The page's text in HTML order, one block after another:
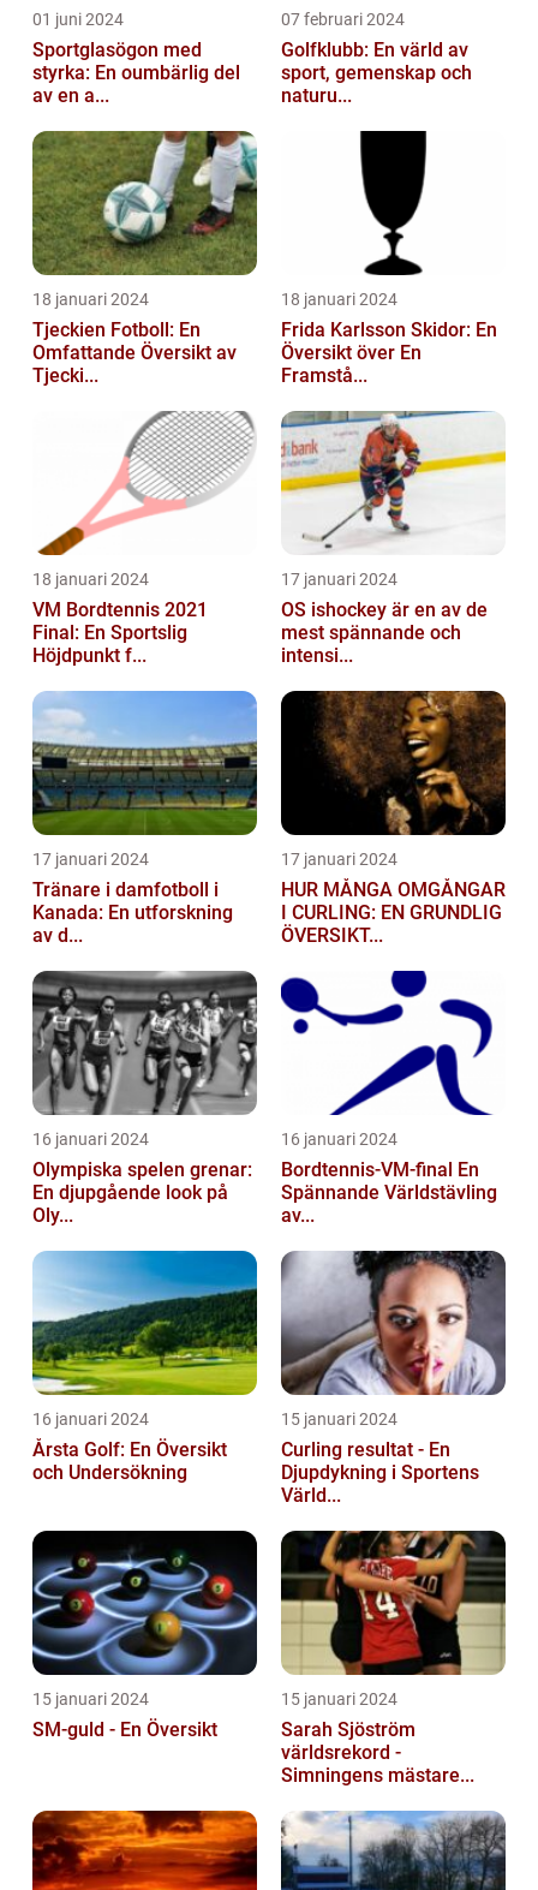
01 juni 2024
Sportglasögon med
styrka: En oumbärlig del
av en a...
07 februari 2024
Golfklubb: En värld av
sport, gemenskap och
naturu...
18 januari 2024
Tjeckien Fotboll: En
Omfattande Översikt av
Tjecki...
18 januari 2024
Frida Karlsson Skidor: En
Översikt över En
Framstå...
18 januari 2024
VM Bordtennis 2021
Final: En Sportslig
Höjdpunkt f...
17 januari 2024
OS ishockey är en av de
mest spännande och
intensi...
17 januari 2024
Tränare i damfotboll i
Kanada: En utforskning
av d...
17 januari 2024
HUR MÅNGA OMGÅNGAR
I CURLING: EN GRUNDLIG
ÖVERSIKT...
16 januari 2024
Olympiska spelen grenar:
En djupgående look på
Oly...
16 januari 2024
Bordtennis-VM-final En
Spännande Världstävling
av...
16 januari 2024
Årsta Golf: En Översikt
och Undersökning
15 januari 2024
Curling resultat - En
Djupdykning i Sportens
Värld...
15 januari 2024
SM-guld - En Översikt
15 januari 2024
Sarah Sjöström
världsrekord -
Simningens mästare...